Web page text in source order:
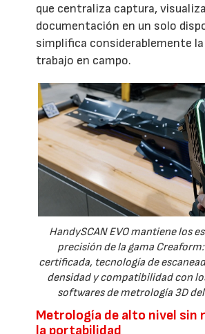
que centraliza captura,
documentación en un solo
simplifica considerablemente
trabajo en campo.
HandySCAN EVO mantiene los
precisión de la gama
certificada, tecnología de
densidad y compatibilidad con
softwares de metrología 3D
Metrología de alto nivel sin
la portabilidad